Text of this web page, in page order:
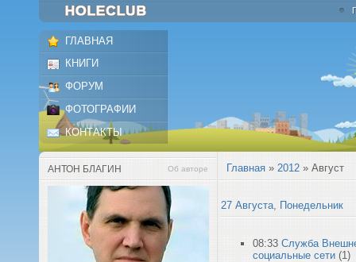
ГЛАВНАЯ
КНИГИ
ФОРУМ
ФОТОГРАФИИ
КОНТАКТЫ
АНТОН БЛАГИН Об авторе Главная » 2012 » Август
27 Августа, Понедельник
08:33 Служба
социальные сети (1)